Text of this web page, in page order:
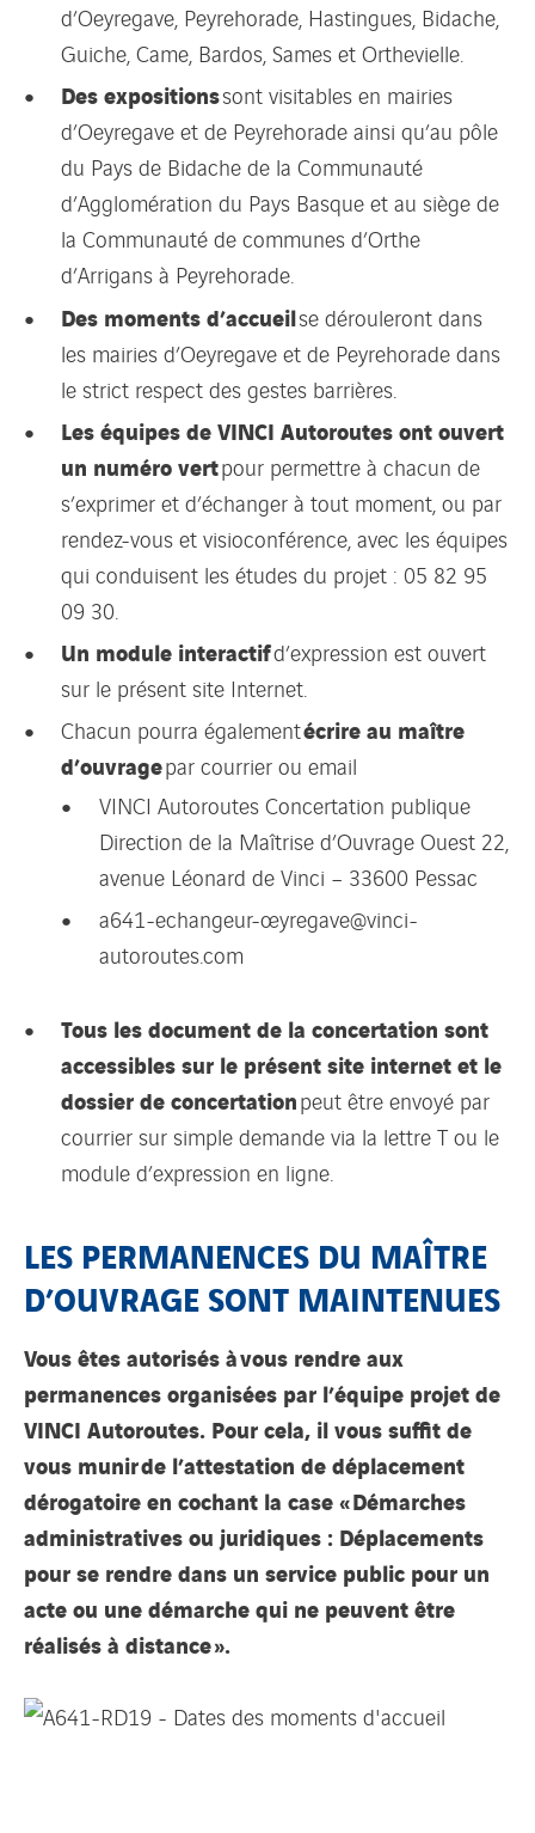
d’Oeyregave, Peyrehorade, Hastingues, Bidache,
Guiche, Came, Bardos, Sames et Orthevielle.
Des expositionssont visitables en mairies
d’Oeyregave et de Peyrehorade ainsi qu’au pôle
du Pays de Bidache de la Communauté
d’Agglomération du Pays Basque et au siège de
la Communauté de communes d’Orthe
d’Arrigans à Peyrehorade.
Des moments d’accueilse dérouleront dans
les mairies d’Oeyregave et de Peyrehorade dans
le strict respect des gestes barrières.
Les équipes de VINCI Autoroutes ont ouvert
un numéro vertpour permettre à chacun de
s’exprimer et d’échanger à tout moment, ou par
rendez-vous et visioconférence, avec les équipes
qui conduisent les études du projet : 05 82 95
09 30.
Un module interactifd’expression est ouvert
sur le présent site Internet.
Chacun pourra égalementécrire au maître
d’ouvragepar courrier ou email
VINCI Autoroutes Concertation publique
Direction de la Maîtrise d’Ouvrage Ouest 22,
avenue Léonard de Vinci – 33600 Pessac
a641-echangeur-oeyregave@vinci-
autoroutes.com
Tous les document de la concertation sont
accessibles sur le présent site internet et le
dossier de concertationpeut être envoyé par
courrier sur simple demande via la lettre T ou le
module d’expression en ligne.
LES PERMANENCES DU MAÎTRE
D’OUVRAGE SONT MAINTENUES
Vous êtes autorisés à vous rendre aux
permanences organisées par l’équipe projet de
VINCI Autoroutes. Pour cela, il vous suffit de
vous munir de l’attestation de déplacement
dérogatoire en cochant la case « Démarches
administratives ou juridiques : Déplacements
pour se rendre dans un service public pour un
acte ou une démarche qui ne peuvent être
réalisés à distance ».